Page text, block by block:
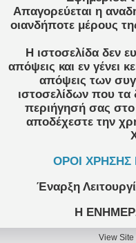
Απαγορεύεται η
οιανδήποτε μέρους
Η ιστοσελίδα δεν
απόψεις και εν γένει
απόψεις των
ιστοσελίδων που τα
περιήγησή σας
αποδέχεστε την
OPOI XΡΗΣΗΣ
Έναρξη
Η
View Site